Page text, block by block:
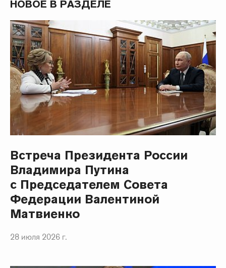
НОВОЕ В РАЗДЕЛЕ
Встреча Президента России
Владимира Путина
с Председателем Совета
Федерации Валентиной
Матвиенко
28 июля 2026 г.